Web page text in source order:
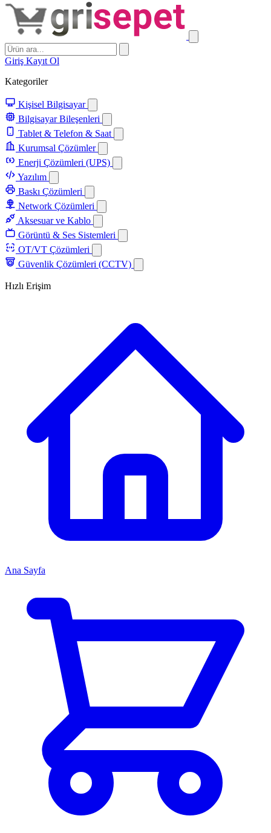
Giriş Kayıt Ol
Kategoriler
Kişisel Bilgisayar
Bilgisayar Bileşenleri
Tablet & Telefon & Saat
Kurumsal Çözümler
Enerji Çözümleri (UPS)
Yazılım
Baskı Çözümleri
Network Çözümleri
Aksesuar ve Kablo
Görüntü & Ses Sistemleri
OT/VT Çözümleri
Güvenlik Çözümleri (CCTV)
Hızlı Erişim
Ana Sayfa